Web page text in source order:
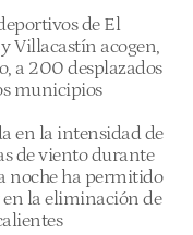
de El
Villacastín acogen,
a 200 desplazados
municipios
en la intensidad de
de viento durante
noche ha permitido
la eliminación de